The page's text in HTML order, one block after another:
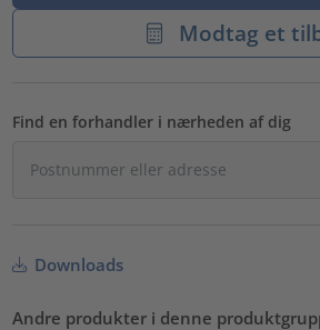
Modtag et
Find en forhandler i nærheden af dig
Downloads
Andre produkter i denne